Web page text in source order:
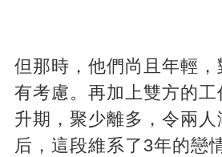
但那時，他們尚且年輕，
有考慮。再加上雙方的
升期，聚少離多，令兩
后，這段維系了3年的戀